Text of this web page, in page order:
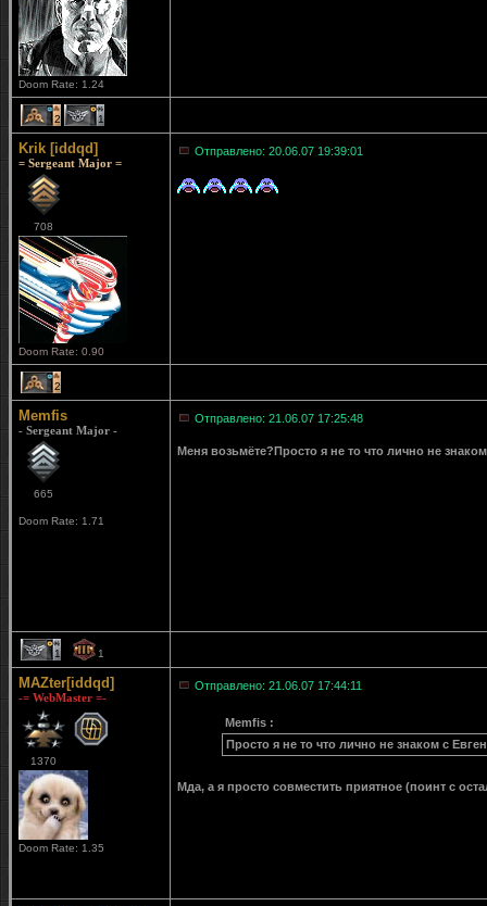
Doom Rate: 1.24
2 1
Krik [iddqd]
= Sergeant Major =
708
Doom Rate: 0.90
Отправлено: 20.06.07 19:39:01
2
Memfis
- Sergeant Major -
665
Doom Rate: 1.71
Отправлено: 21.06.07 17:25:48
Меня возьмёте?Просто я не то что лично не
1 1
MAZter[iddqd]
-= WebMaster =-
1370
Doom Rate: 1.35
Отправлено: 21.06.07 17:44:11
Memfis :
Просто я не то что лично не знаком с
Мда, а я просто совместить приятное (поинт с